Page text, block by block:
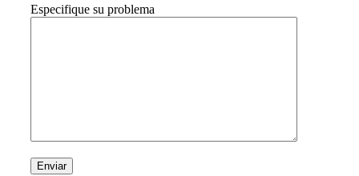
Especifique su problema